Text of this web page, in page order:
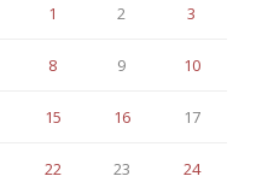
1 2 3
8 9 10
15 16 17
22 23 24